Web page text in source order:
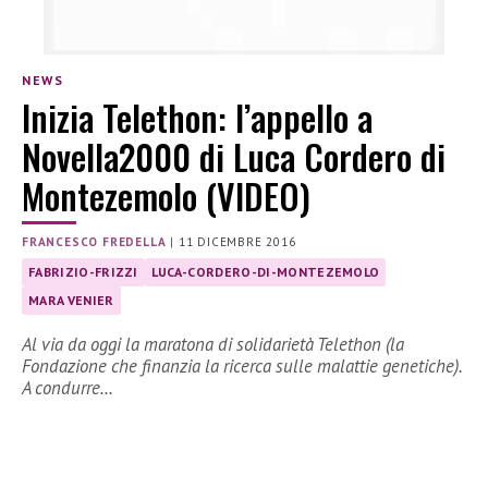
NEWS
Inizia Telethon: l’appello a
Novella2000 di Luca Cordero di
Montezemolo (VIDEO)
FRANCESCO FREDELLA | 11 DICEMBRE 2016
FABRIZIO-FRIZZI
LUCA-CORDERO-DI-MONTEZEMOLO
MARA VENIER
Al via da oggi la maratona di solidarietà Telethon (la
Fondazione che finanzia la ricerca sulle malattie genetiche).
A condurre…